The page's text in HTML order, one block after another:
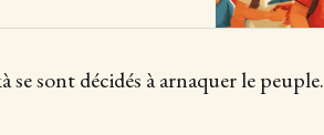
sont décidés à arnaquer le peuple.